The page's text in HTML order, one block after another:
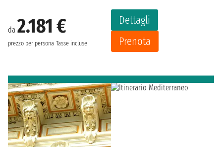
da 2.181 €
prezzo per persona Tasse incluse
Dettagli
Prenota